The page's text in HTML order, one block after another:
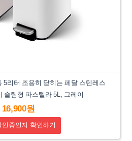
5리터 조용히 닫히는 페달 스텐레스
슬림형 파스텔라 5L, 그레이
16,900원
인중인지 확인하기